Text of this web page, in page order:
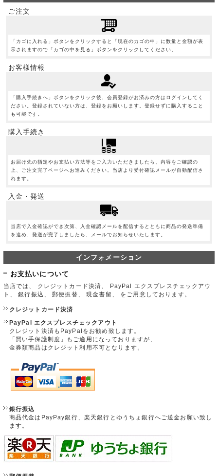
ご注文
「カゴに入れる」ボタンをクリックすると「現在のカゴの中」に数量と金額が表
示されますので「カゴの中を見る」ボタンをクリックしてください。
お客様情報
「購入手続きへ」ボタンをクリック後、会員登録がお済みの方はログインしてく
ださい。登録されていない方は、登録をお願いします。登録せずに購入すること
も可能です。
購入手続き
お届け先の指定やお支払い方法等をご入力いただきましたら、内容をご確認の
上、ご注文完了ページへお進みください。当店より受付確認メールが自動配信さ
れます。
入金・発送
当店で入金確認ができ次第、入金確認メールを配信するとともに商品の発送準備
を進め、発送が完了しましたら、メールでお知らせいたします。
インフォメーション
お支払いについて
当店では、 クレジットカード決済、 PayPal エクスプレスチェックアウ
ト、 銀行振込、 郵便振替、 現金書留、 をご用意しております。
クレジットカード決済
PayPal エクスプレスチェックアウト
クレジット決済もPayPalをお勧め致します。
「買い手保護制度」もご適用になっておりますが、
金券類商品はクレジット利用不可となります。
銀行振込
商品代金はPayPay銀行、楽天銀行とゆうちょ銀行へご送金お願い致し
ます。